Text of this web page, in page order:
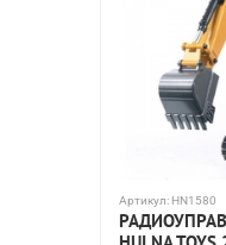
Артикул: HN1580